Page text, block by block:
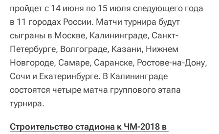
пройдет с 14 июня по 15 июля следующего года
в 11 городах России. Матчи турнира будут
сыграны в Москве, Калининграде, Санкт-
Петербурге, Волгограде, Казани, Нижнем
Новгороде, Самаре, Саранске, Ростове-на-Дону,
Сочи и Екатеринбурге. В Калининграде
состоятся четыре матча группового этапа
турнира.
Строительство стадиона к ЧМ-2018 в